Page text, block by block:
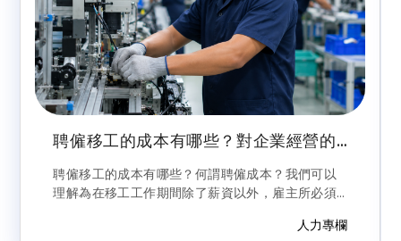
聘僱移工的成本有哪些？對企業經營的
聘僱移工的成本有哪些？何謂聘僱成本？我們可以
理解為在移工工作期間除了薪資以外，雇主所必須
法令規範外（我們可以稱之為法規成本），尚包括
人力專欄